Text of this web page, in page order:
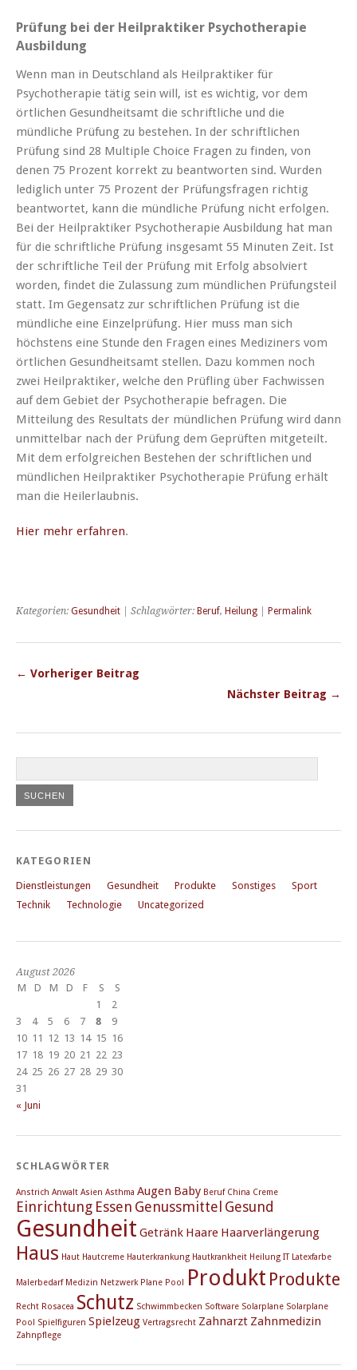
Prüfung bei der Heilpraktiker Psychotherapie
Ausbildung
Wenn man in Deutschland als Heilpraktiker für
Psychotherapie tätig sein will, ist es wichtig, vor dem
örtlichen Gesundheitsamt die schriftliche und die
mündliche Prüfung zu bestehen. In der schriftlichen
Prüfung sind 28 Multiple Choice Fragen zu finden, von
denen 75 Prozent korrekt zu beantworten sind. Wurden
lediglich unter 75 Prozent der Prüfungsfragen richtig
beantwortet, kann die mündliche Prüfung nicht erfolgen.
Bei der Heilpraktiker Psychotherapie Ausbildung hat man
für die schriftliche Prüfung insgesamt 55 Minuten Zeit. Ist
der schriftliche Teil der Prüfung mit Erfolg absolviert
worden, findet die Zulassung zum mündlichen Prüfungsteil
statt. Im Gegensatz zur schriftlichen Prüfung ist die
mündliche eine Einzelprüfung. Hier muss man sich
höchstens eine Stunde den Fragen eines Mediziners vom
örtlichen Gesundheitsamt stellen. Dazu kommen noch
zwei Heilpraktiker, welche den Prüfling über Fachwissen
auf dem Gebiet der Psychotherapie befragen. Die
Mitteilung des Resultats der mündlichen Prüfung wird dann
unmittelbar nach der Prüfung dem Geprüften mitgeteilt.
Mit dem erfolgreichen Bestehen der schriftlichen und
mündlichen Heilpraktiker Psychotherapie Prüfung erhält
man die Heilerlaubnis.
Hier mehr erfahren.
Kategorien: Gesundheit | Schlagwörter: Beruf, Heilung Permalink
← Vorheriger Beitrag
Nächster Beitrag →
KATEGORIEN
Dienstleistungen Gesundheit Produkte Sonstiges
Sport
Technik
Technologie Uncategorized
August 2026
M
D M D F S
S
1
2
3
4 5 6 7 8
9
10 11 12 13 14 15 16
17 18 19 20 21 22 23
24 25 26 27 28 29 30
31
« Juni
SCHLAGWÖRTER
Anstrich Anwalt Asien Asthma Augen Baby Beruf China Creme
Einrichtung Essen Genussmittel Gesund
Gesundheit Getränk Haare Haarverlängerung
Haus Haut Hautcreme Hauterkrankung Hautkrankheit Heilung IT Latexfarbe
Malerbedarf Medizin Netzwerk Plane Pool Produkt Produkte
Recht Rosacea Schutz Schwimmbecken Software Solarplane Solarplane
Pool Spielfiguren Spielzeug Vertragsrecht Zahnarzt Zahnmedizin
Zahnpflege